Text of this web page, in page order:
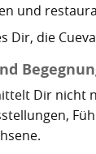
und
Dir, die
Dir